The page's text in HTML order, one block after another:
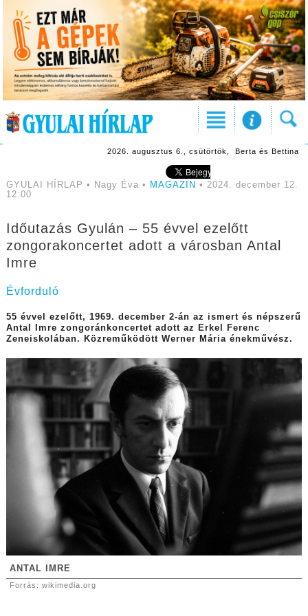
2026. augusztus 6., csütörtök, Berta és Bettina
GYULAI HÍRLAP • Nagy Éva • MAGAZIN • 2024. december 12.
12:00
Időutazás Gyulán – 55 évvel ezelőtt
zongorakoncertet adott a városban Antal
Imre
Évforduló
55 évvel ezelőtt, 1969. december 2-án az ismert és népszerű
Antal Imre zongoránkoncertet adott az Erkel Ferenc
Zeneiskolában. Közreműködött Werner Mária énekművész.
ANTAL IMRE
Forrás: wikimedia.org